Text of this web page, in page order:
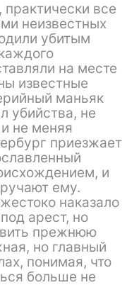
все
неизвестных
убитым
на месте
известные
маньяк
убийства, не
не меняя
приезжает
и
ему.
наказало
арест, но
прежнюю
но главный
понимая, что
больше не